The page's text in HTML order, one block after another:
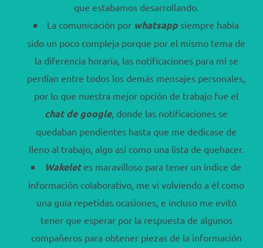
que estabamos desarrollando.
La comunicación por whatsapp siempre había
sido un poco compleja porque por el mismo tema de
la diferencia horaria, las notificaciones para mí se
perdían entre todos los demás mensajes personales,
por lo que nuestra mejor opción de trabajo fue el
chat de google, donde las notificaciones se
quedaban pendientes hasta que me dedicase de
lleno al trabajo, algo así como una lista de quehacer.
Wakelet es maravilloso para tener un índice de
información colaborativo, me vi volviendo a él como
una guía repetidas ocasiones, e incluso me evitó
tener que esperar por la respuesta de algunos
compañeros para obtener piezas de la información